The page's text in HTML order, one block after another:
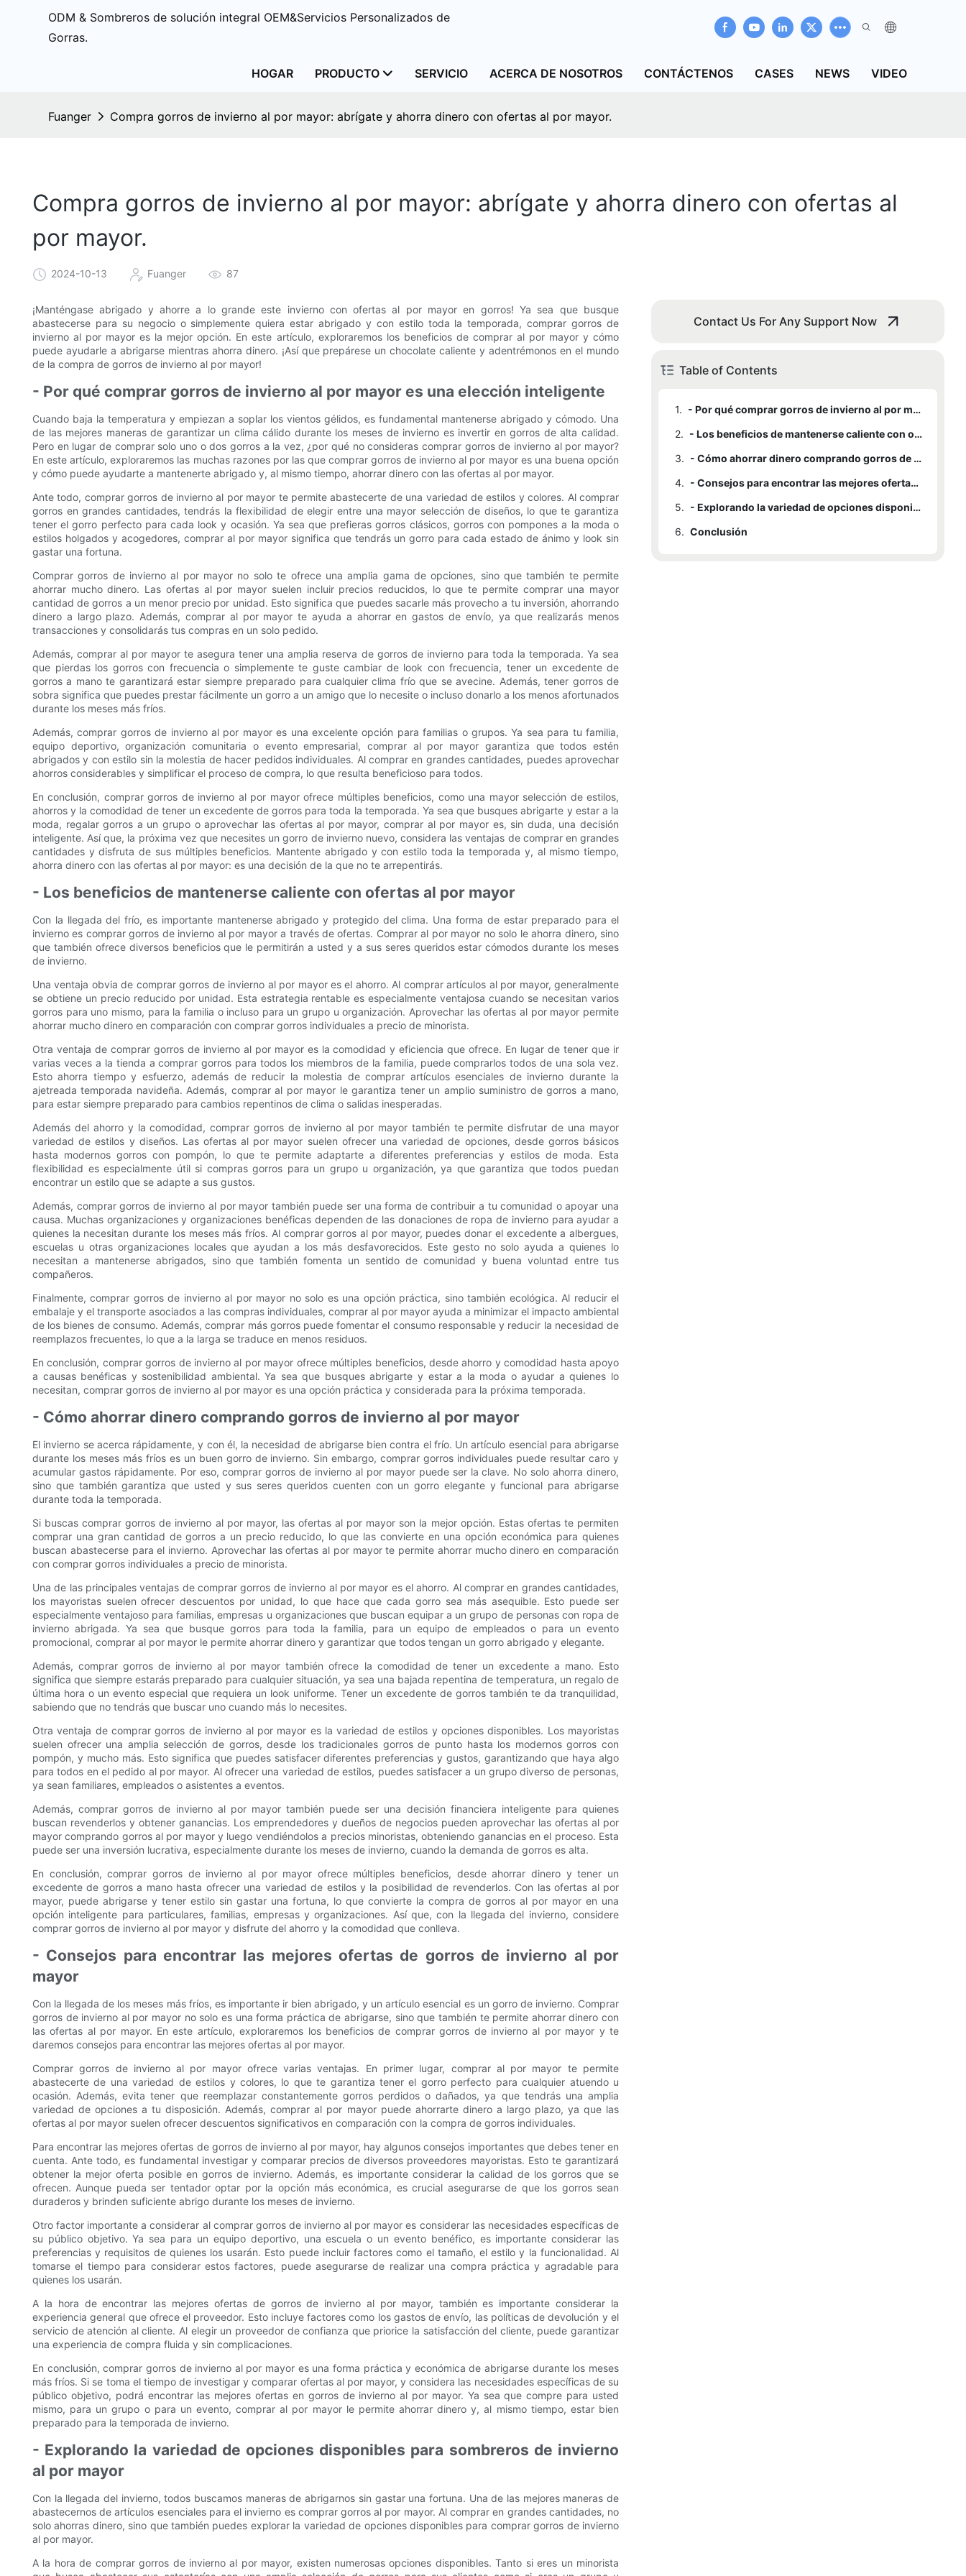
ODM & Sombreros de solución integral OEM&Servicios Personalizados de
Gorras.
HOGAR PRODUCTO SERVICIO ACERCA DE NOSOTROS CONTÁCTENOS CASES NEWS VIDEO
Fuanger Compra gorros de invierno al por mayor: abrígate y ahorra dinero con ofertas al por mayor.
Compra gorros de invierno al por mayor: abrígate y ahorra dinero con ofertas al
por mayor.
2024-10-13 Fuanger 87
¡Manténgase abrigado y ahorre a lo grande este invierno con ofertas al por mayor en gorros! Ya sea que busque
abastecerse para su negocio o simplemente quiera estar abrigado y con estilo toda la temporada, comprar gorros de
invierno al por mayor es la mejor opción. En este artículo, exploraremos los beneficios de comprar al por mayor y cómo
puede ayudarle a abrigarse mientras ahorra dinero. ¡Así que prepárese un chocolate caliente y adentrémonos en el mundo
de la compra de gorros de invierno al por mayor!
- Por qué comprar gorros de invierno al por mayor es una elección inteligente
Cuando baja la temperatura y empiezan a soplar los vientos gélidos, es fundamental mantenerse abrigado y cómodo. Una
de las mejores maneras de garantizar un clima cálido durante los meses de invierno es invertir en gorros de alta calidad.
Pero en lugar de comprar solo uno o dos gorros a la vez, ¿por qué no consideras comprar gorros de invierno al por mayor?
En este artículo, exploraremos las muchas razones por las que comprar gorros de invierno al por mayor es una buena opción
y cómo puede ayudarte a mantenerte abrigado y, al mismo tiempo, ahorrar dinero con las ofertas al por mayor.
Ante todo, comprar gorros de invierno al por mayor te permite abastecerte de una variedad de estilos y colores. Al comprar
gorros en grandes cantidades, tendrás la flexibilidad de elegir entre una mayor selección de diseños, lo que te garantiza
tener el gorro perfecto para cada look y ocasión. Ya sea que prefieras gorros clásicos, gorros con pompones a la moda o
estilos holgados y acogedores, comprar al por mayor significa que tendrás un gorro para cada estado de ánimo y look sin
gastar una fortuna.
Comprar gorros de invierno al por mayor no solo te ofrece una amplia gama de opciones, sino que también te permite
ahorrar mucho dinero. Las ofertas al por mayor suelen incluir precios reducidos, lo que te permite comprar una mayor
cantidad de gorros a un menor precio por unidad. Esto significa que puedes sacarle más provecho a tu inversión, ahorrando
dinero a largo plazo. Además, comprar al por mayor te ayuda a ahorrar en gastos de envío, ya que realizarás menos
transacciones y consolidarás tus compras en un solo pedido.
Además, comprar al por mayor te asegura tener una amplia reserva de gorros de invierno para toda la temporada. Ya sea
que pierdas los gorros con frecuencia o simplemente te guste cambiar de look con frecuencia, tener un excedente de
gorros a mano te garantizará estar siempre preparado para cualquier clima frío que se avecine. Además, tener gorros de
sobra significa que puedes prestar fácilmente un gorro a un amigo que lo necesite o incluso donarlo a los menos afortunados
durante los meses más fríos.
Además, comprar gorros de invierno al por mayor es una excelente opción para familias o grupos. Ya sea para tu familia,
equipo deportivo, organización comunitaria o evento empresarial, comprar al por mayor garantiza que todos estén
abrigados y con estilo sin la molestia de hacer pedidos individuales. Al comprar en grandes cantidades, puedes aprovechar
ahorros considerables y simplificar el proceso de compra, lo que resulta beneficioso para todos.
En conclusión, comprar gorros de invierno al por mayor ofrece múltiples beneficios, como una mayor selección de estilos,
ahorros y la comodidad de tener un excedente de gorros para toda la temporada. Ya sea que busques abrigarte y estar a la
moda, regalar gorros a un grupo o aprovechar las ofertas al por mayor, comprar al por mayor es, sin duda, una decisión
inteligente. Así que, la próxima vez que necesites un gorro de invierno nuevo, considera las ventajas de comprar en grandes
cantidades y disfruta de sus múltiples beneficios. Mantente abrigado y con estilo toda la temporada y, al mismo tiempo,
ahorra dinero con las ofertas al por mayor: es una decisión de la que no te arrepentirás.
- Los beneficios de mantenerse caliente con ofertas al por mayor
Con la llegada del frío, es importante mantenerse abrigado y protegido del clima. Una forma de estar preparado para el
invierno es comprar gorros de invierno al por mayor a través de ofertas. Comprar al por mayor no solo le ahorra dinero, sino
que también ofrece diversos beneficios que le permitirán a usted y a sus seres queridos estar cómodos durante los meses
de invierno.
Una ventaja obvia de comprar gorros de invierno al por mayor es el ahorro. Al comprar artículos al por mayor, generalmente
se obtiene un precio reducido por unidad. Esta estrategia rentable es especialmente ventajosa cuando se necesitan varios
gorros para uno mismo, para la familia o incluso para un grupo u organización. Aprovechar las ofertas al por mayor permite
ahorrar mucho dinero en comparación con comprar gorros individuales a precio de minorista.
Otra ventaja de comprar gorros de invierno al por mayor es la comodidad y eficiencia que ofrece. En lugar de tener que ir
varias veces a la tienda a comprar gorros para todos los miembros de la familia, puede comprarlos todos de una sola vez.
Esto ahorra tiempo y esfuerzo, además de reducir la molestia de comprar artículos esenciales de invierno durante la
ajetreada temporada navideña. Además, comprar al por mayor le garantiza tener un amplio suministro de gorros a mano,
para estar siempre preparado para cambios repentinos de clima o salidas inesperadas.
Además del ahorro y la comodidad, comprar gorros de invierno al por mayor también te permite disfrutar de una mayor
variedad de estilos y diseños. Las ofertas al por mayor suelen ofrecer una variedad de opciones, desde gorros básicos
hasta modernos gorros con pompón, lo que te permite adaptarte a diferentes preferencias y estilos de moda. Esta
flexibilidad es especialmente útil si compras gorros para un grupo u organización, ya que garantiza que todos puedan
encontrar un estilo que se adapte a sus gustos.
Además, comprar gorros de invierno al por mayor también puede ser una forma de contribuir a tu comunidad o apoyar una
causa. Muchas organizaciones y organizaciones benéficas dependen de las donaciones de ropa de invierno para ayudar a
quienes la necesitan durante los meses más fríos. Al comprar gorros al por mayor, puedes donar el excedente a albergues,
escuelas u otras organizaciones locales que ayudan a los más desfavorecidos. Este gesto no solo ayuda a quienes lo
necesitan a mantenerse abrigados, sino que también fomenta un sentido de comunidad y buena voluntad entre tus
compañeros.
Finalmente, comprar gorros de invierno al por mayor no solo es una opción práctica, sino también ecológica. Al reducir el
embalaje y el transporte asociados a las compras individuales, comprar al por mayor ayuda a minimizar el impacto ambiental
de los bienes de consumo. Además, comprar más gorros puede fomentar el consumo responsable y reducir la necesidad de
reemplazos frecuentes, lo que a la larga se traduce en menos residuos.
En conclusión, comprar gorros de invierno al por mayor ofrece múltiples beneficios, desde ahorro y comodidad hasta apoyo
a causas benéficas y sostenibilidad ambiental. Ya sea que busques abrigarte y estar a la moda o ayudar a quienes lo
necesitan, comprar gorros de invierno al por mayor es una opción práctica y considerada para la próxima temporada.
- Cómo ahorrar dinero comprando gorros de invierno al por mayor
El invierno se acerca rápidamente, y con él, la necesidad de abrigarse bien contra el frío. Un artículo esencial para abrigarse
durante los meses más fríos es un buen gorro de invierno. Sin embargo, comprar gorros individuales puede resultar caro y
acumular gastos rápidamente. Por eso, comprar gorros de invierno al por mayor puede ser la clave. No solo ahorra dinero,
sino que también garantiza que usted y sus seres queridos cuenten con un gorro elegante y funcional para abrigarse
durante toda la temporada.
Si buscas comprar gorros de invierno al por mayor, las ofertas al por mayor son la mejor opción. Estas ofertas te permiten
comprar una gran cantidad de gorros a un precio reducido, lo que las convierte en una opción económica para quienes
buscan abastecerse para el invierno. Aprovechar las ofertas al por mayor te permite ahorrar mucho dinero en comparación
con comprar gorros individuales a precio de minorista.
Una de las principales ventajas de comprar gorros de invierno al por mayor es el ahorro. Al comprar en grandes cantidades,
los mayoristas suelen ofrecer descuentos por unidad, lo que hace que cada gorro sea más asequible. Esto puede ser
especialmente ventajoso para familias, empresas u organizaciones que buscan equipar a un grupo de personas con ropa de
invierno abrigada. Ya sea que busque gorros para toda la familia, para un equipo de empleados o para un evento
promocional, comprar al por mayor le permite ahorrar dinero y garantizar que todos tengan un gorro abrigado y elegante.
Además, comprar gorros de invierno al por mayor también ofrece la comodidad de tener un excedente a mano. Esto
significa que siempre estarás preparado para cualquier situación, ya sea una bajada repentina de temperatura, un regalo de
última hora o un evento especial que requiera un look uniforme. Tener un excedente de gorros también te da tranquilidad,
sabiendo que no tendrás que buscar uno cuando más lo necesites.
Otra ventaja de comprar gorros de invierno al por mayor es la variedad de estilos y opciones disponibles. Los mayoristas
suelen ofrecer una amplia selección de gorros, desde los tradicionales gorros de punto hasta los modernos gorros con
pompón, y mucho más. Esto significa que puedes satisfacer diferentes preferencias y gustos, garantizando que haya algo
para todos en el pedido al por mayor. Al ofrecer una variedad de estilos, puedes satisfacer a un grupo diverso de personas,
ya sean familiares, empleados o asistentes a eventos.
Además, comprar gorros de invierno al por mayor también puede ser una decisión financiera inteligente para quienes
buscan revenderlos y obtener ganancias. Los emprendedores y dueños de negocios pueden aprovechar las ofertas al por
mayor comprando gorros al por mayor y luego vendiéndolos a precios minoristas, obteniendo ganancias en el proceso. Esta
puede ser una inversión lucrativa, especialmente durante los meses de invierno, cuando la demanda de gorros es alta.
En conclusión, comprar gorros de invierno al por mayor ofrece múltiples beneficios, desde ahorrar dinero y tener un
excedente de gorros a mano hasta ofrecer una variedad de estilos y la posibilidad de revenderlos. Con las ofertas al por
mayor, puede abrigarse y tener estilo sin gastar una fortuna, lo que convierte la compra de gorros al por mayor en una
opción inteligente para particulares, familias, empresas y organizaciones. Así que, con la llegada del invierno, considere
comprar gorros de invierno al por mayor y disfrute del ahorro y la comodidad que conlleva.
- Consejos para encontrar las mejores ofertas de gorros de invierno al por
mayor
Con la llegada de los meses más fríos, es importante ir bien abrigado, y un artículo esencial es un gorro de invierno. Comprar
gorros de invierno al por mayor no solo es una forma práctica de abrigarse, sino que también te permite ahorrar dinero con
las ofertas al por mayor. En este artículo, exploraremos los beneficios de comprar gorros de invierno al por mayor y te
daremos consejos para encontrar las mejores ofertas al por mayor.
Comprar gorros de invierno al por mayor ofrece varias ventajas. En primer lugar, comprar al por mayor te permite
abastecerte de una variedad de estilos y colores, lo que te garantiza tener el gorro perfecto para cualquier atuendo u
ocasión. Además, evita tener que reemplazar constantemente gorros perdidos o dañados, ya que tendrás una amplia
variedad de opciones a tu disposición. Además, comprar al por mayor puede ahorrarte dinero a largo plazo, ya que las
ofertas al por mayor suelen ofrecer descuentos significativos en comparación con la compra de gorros individuales.
Para encontrar las mejores ofertas de gorros de invierno al por mayor, hay algunos consejos importantes que debes tener en
cuenta. Ante todo, es fundamental investigar y comparar precios de diversos proveedores mayoristas. Esto te garantizará
obtener la mejor oferta posible en gorros de invierno. Además, es importante considerar la calidad de los gorros que se
ofrecen. Aunque pueda ser tentador optar por la opción más económica, es crucial asegurarse de que los gorros sean
duraderos y brinden suficiente abrigo durante los meses de invierno.
Otro factor importante a considerar al comprar gorros de invierno al por mayor es considerar las necesidades específicas de
su público objetivo. Ya sea para un equipo deportivo, una escuela o un evento benéfico, es importante considerar las
preferencias y requisitos de quienes los usarán. Esto puede incluir factores como el tamaño, el estilo y la funcionalidad. Al
tomarse el tiempo para considerar estos factores, puede asegurarse de realizar una compra práctica y agradable para
quienes los usarán.
A la hora de encontrar las mejores ofertas de gorros de invierno al por mayor, también es importante considerar la
experiencia general que ofrece el proveedor. Esto incluye factores como los gastos de envío, las políticas de devolución y el
servicio de atención al cliente. Al elegir un proveedor de confianza que priorice la satisfacción del cliente, puede garantizar
una experiencia de compra fluida y sin complicaciones.
En conclusión, comprar gorros de invierno al por mayor es una forma práctica y económica de abrigarse durante los meses
más fríos. Si se toma el tiempo de investigar y comparar ofertas al por mayor, y considera las necesidades específicas de su
público objetivo, podrá encontrar las mejores ofertas en gorros de invierno al por mayor. Ya sea que compre para usted
mismo, para un grupo o para un evento, comprar al por mayor le permite ahorrar dinero y, al mismo tiempo, estar bien
preparado para la temporada de invierno.
- Explorando la variedad de opciones disponibles para sombreros de invierno
al por mayor
Con la llegada del invierno, todos buscamos maneras de abrigarnos sin gastar una fortuna. Una de las mejores maneras de
abastecernos de artículos esenciales para el invierno es comprar gorros al por mayor. Al comprar en grandes cantidades, no
solo ahorras dinero, sino que también puedes explorar la variedad de opciones disponibles para comprar gorros de invierno
al por mayor.
A la hora de comprar gorros de invierno al por mayor, existen numerosas opciones disponibles. Tanto si eres un minorista
Contact Us For Any Support Now
Table of Contents
1.
- Por qué comprar gorros de invierno al por mayor es una elección inteligente
2.
- Los beneficios de mantenerse caliente con ofertas al por mayor
3.
- Cómo ahorrar dinero comprando gorros de invierno al por mayor
4.
- Consejos para encontrar las mejores ofertas de gorros de invierno al por mayor
5.
- Explorando la variedad de opciones disponibles para sombreros de invierno al por mayor
6. Conclusión